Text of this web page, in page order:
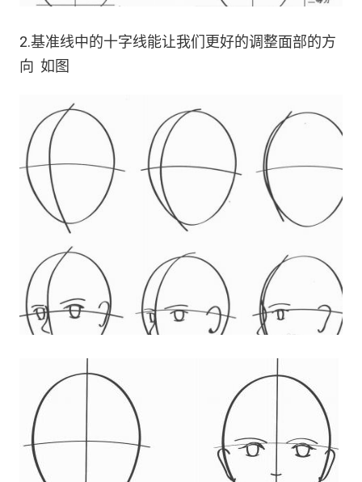
2.基准线中的十字线能让我们更好的调整面部的方
向 如图